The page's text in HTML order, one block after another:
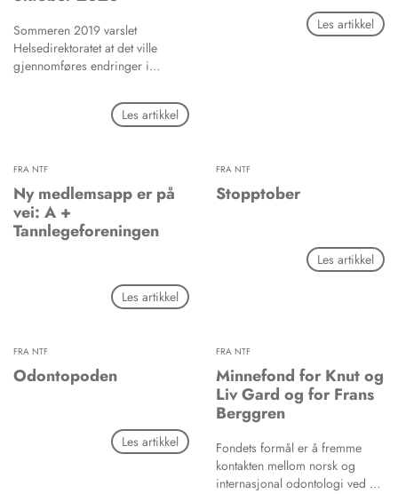
en av referansene til Skoglund.
Presidenten har dessuten
redegjort for dette i Tidende nr.
4 i år, i svar til et annet
leserinnlegg.
Sommeren 2019 varslet
Helsedirektoratet at det ville
gjennomføres endringer i
oppgjørssystemet – KUHR. Av
ulike årsaker er dette bli utsatt en
Les artikkel
Les artikkel
FRA NTF
Ny medlemsapp er på
vei: A +
Tannlegeforeningen
Les artikkel
FRA NTF
Stopptober
Les artikkel
FRA NTF
Odontopoden
Les artikkel
FRA NTF
Minnefond for Knut og
Liv Gard og for Frans
Berggren
Fondets formål er å fremme
kontakten mellom norsk og
internasjonal odontologi ved å